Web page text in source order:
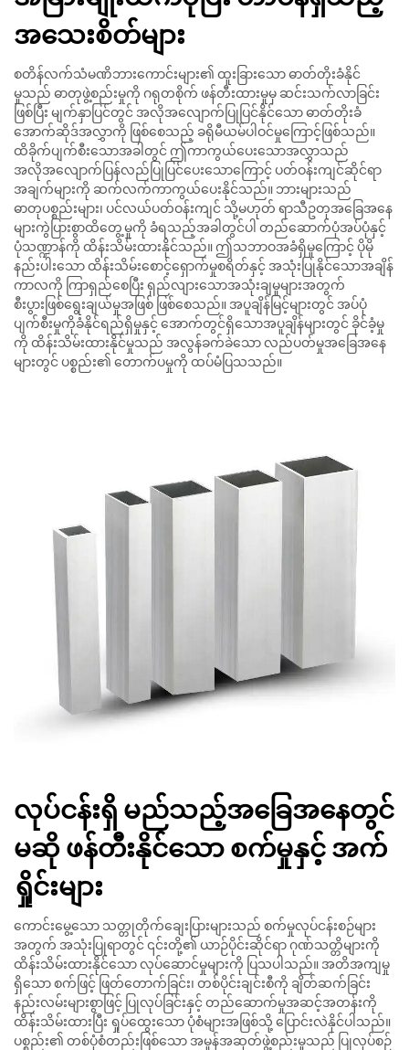
အသေးစိတ်များ
စတိန်လက်သံမဏိဘားကောင်းများ၏ ထူးခြားသော ဓာတ်တိုးခံနိုင်
မှုသည် ဓာတုဖွဲ့စည်းမှုကို ဂရုတစိုက် ဖန်တီးထားမှုမှ ဆင်းသက်လာခြင်း
ဖြစ်ပြီး မျက်နှာပြင်တွင် အလိုအလျောက်ပြုပြင်နိုင်သော ဓာတ်တိုးခံ
အောက်ဆိုဒ်အလွှာကို ဖြစ်စေသည့် ခရိုမီယမ်ပါဝင်မှုကြောင့်ဖြစ်သည်။
ထိခိုက်ပျက်စီးသောအခါတွင် ဤကာကွယ်ပေးသောအလွှာသည်
အလိုအလျောက်ပြန်လည်ပြုပြင်ပေးသောကြောင့် ပတ်ဝန်းကျင်ဆိုင်ရာ
အချက်များကို ဆက်လက်ကာကွယ်ပေးနိုင်သည်။ ဘားများသည်
ဓာတုပစ္စည်းများ၊ ပင်လယ်ပတ်ဝန်းကျင် သို့မဟုတ် ရာသီဥတုအခြေအနေ
များကွဲပြားစွာထိတွေ့မှုကို ခံရသည့်အခါတွင်ပါ တည်ဆောက်ပုံအပ်ပုံနှင့်
ပုံသဏ္ဍာန်ကို ထိန်းသိမ်းထားနိုင်သည်။ ဤသဘာဝအခံရှိမှုကြောင့် ပိုမို
နည်းပါးသော ထိန်းသိမ်းစောင့်ရှောက်မှုစရိတ်နှင့် အသုံးပြုနိုင်သောအချိန်
ကာလကို ကြာရှည်စေပြီး ရှည်လျားသောအသုံးချမှုများအတွက်
စီးပွားဖြစ်ရွေးချယ်မှုအဖြစ် ဖြစ်စေသည်။ အပူချိန်မြင့်များတွင် အပ်ပုံ
ပျက်စီးမှုကိုခံနိုင်ရည်ရှိမှုနှင့် အောက်တွင်ရှိသောအပူချိန်များတွင် ခိုင်ခံ့မှု
ကို ထိန်းသိမ်းထားနိုင်မှုသည် အလွန်ခက်ခဲသော လည်ပတ်မှုအခြေအနေ
များတွင် ပစ္စည်း၏ တောက်ပမှုကို ထပ်မံပြသသည်။
လုပ်ငန်းရှိ မည်သည့်အခြေအနေတွင်
မဆို ဖန်တီးနိုင်သော စက်မှုနှင့် အက်
ရှိုင်းများ
ကောင်းမွေ့သော သတ္တုတိုက်ချေးပြားများသည် စက်မှုလုပ်ငန်းစဉ်များ
အတွက် အသုံးပြုရာတွင် ၎င်းတို့၏ ယာဉ်ပိုင်းဆိုင်ရာ ဂုဏ်သတ္တိများကို
ထိန်းသိမ်းထားနိုင်သော လုပ်ဆောင်မှုများကို ပြသပါသည်။ အတိအကျမှု
ရှိသော စက်ဖြင့် ဖြတ်တောက်ခြင်း၊ တစ်ပိုင်းချင်းစီကို ချိတ်ဆက်ခြင်း
နည်းလမ်းများစွာဖြင့် ပြုလုပ်ခြင်းနှင့် တည်ဆောက်မှုအဆင့်အတန်းကို
ထိန်းသိမ်းထားပြီး ရှုပ်ထွေးသော ပုံစံများအဖြစ်သို့ ပြောင်းလဲနိုင်ပါသည်။
ပစ္စည်း၏ တစ်ပုံစံတည်းဖြစ်သော အမှုန်အဆုတ်ဖွဲ့စည်းမှုသည် ပြုလုပ်စဉ်